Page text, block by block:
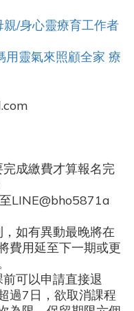
/身心靈療育工作者
用靈氣來照顧全家 療
成繳費才算報名完
LINE@bho5871a
如有異動最晚將在
費用延至下一期或更
可以申請直接退
過7日，欲取消課程